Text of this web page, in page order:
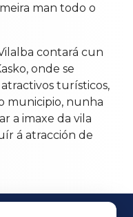
man todo o
contará cun
onde se
turísticos,
municipio, nunha
a imaxe da vila
á atracción de